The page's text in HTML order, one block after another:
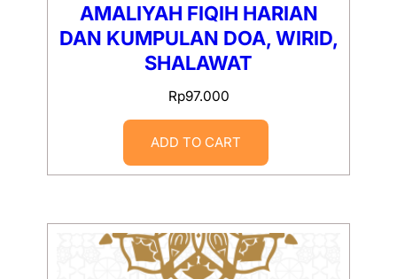
AMALIYAH FIQIH HARIAN
DAN KUMPULAN DOA, WIRID,
SHALAWAT
Rp97.000
ADD TO CART